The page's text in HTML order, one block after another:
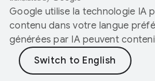
Google utilise la technologie IA
contenu dans votre langue
générées par IA peuvent